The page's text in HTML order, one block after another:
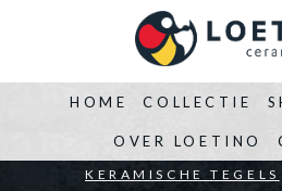
HOME
BEDRIJVEN ARCHITECTEN
COLLECTIE
KERAMISCHE TEGELS
OVER LOETINO